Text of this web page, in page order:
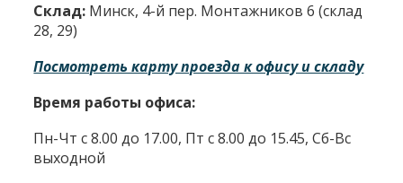
Склад: Минск, 4-й пер. Монтажников 6 (склад
28, 29)
Посмотреть карту проезда к офису и складу
Время работы офиса:
Пн-Чт с 8.00 до 17.00, Пт с 8.00 до 15.45, Сб-Вс
выходной